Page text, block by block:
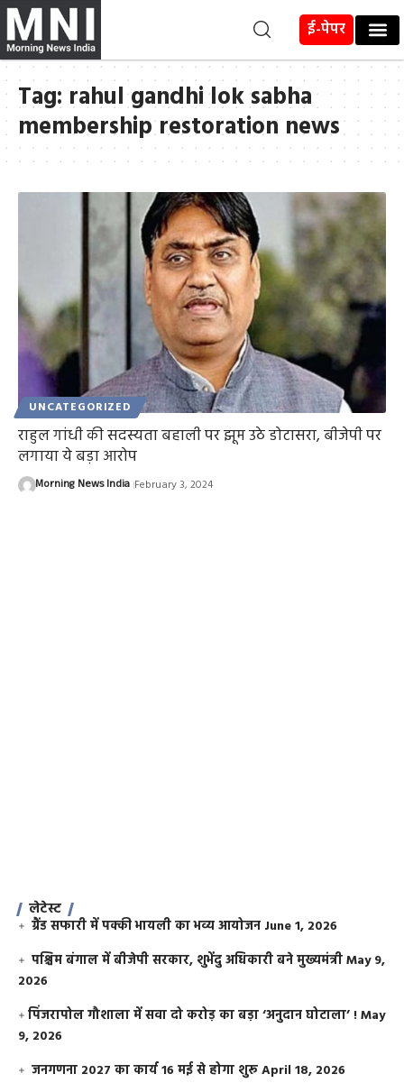
ई-पेपर
Tag: rahul gandhi lok sabha
membership restoration news
UNCATEGORIZED
राहुल गांधी की सदस्यता बहाली पर झूम उठे डोटासरा, बीजेपी पर
लगाया ये बड़ा आरोप
Morning News India February 3, 2024
लेटेस्ट
ग्रैंड सफारी में पक्की भायली का भव्य आयोजन June 1, 2026
पश्चिम बंगाल में बीजेपी सरकार, शुभेंदु अधिकारी बने मुख्यमंत्रीMay 9,
2026
​पिंजरापोल गौशाला में सवा दो करोड़ का बड़ा ‘अनुदान घोटाला’ !May
9, 2026
जनगणना 2027 का कार्य 16 मई से होगा शुरूApril 18, 2026